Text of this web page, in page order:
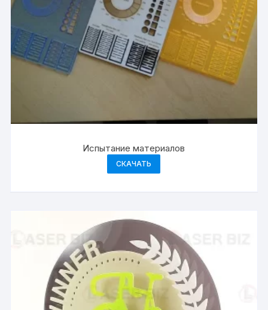
Испытание материалов
СКАЧАТЬ